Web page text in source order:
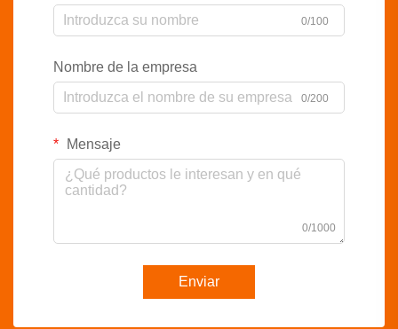
0/100
Nombre de la empresa
0/200
Mensaje
0/1000
Enviar